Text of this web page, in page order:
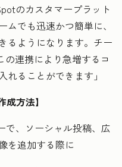
のカスタマープラット
でも迅速かつ簡単に、
るようになります。チー
の連携により急増するコ
れることができます」
方法】
で、ソーシャル投稿、広
を追加する際に